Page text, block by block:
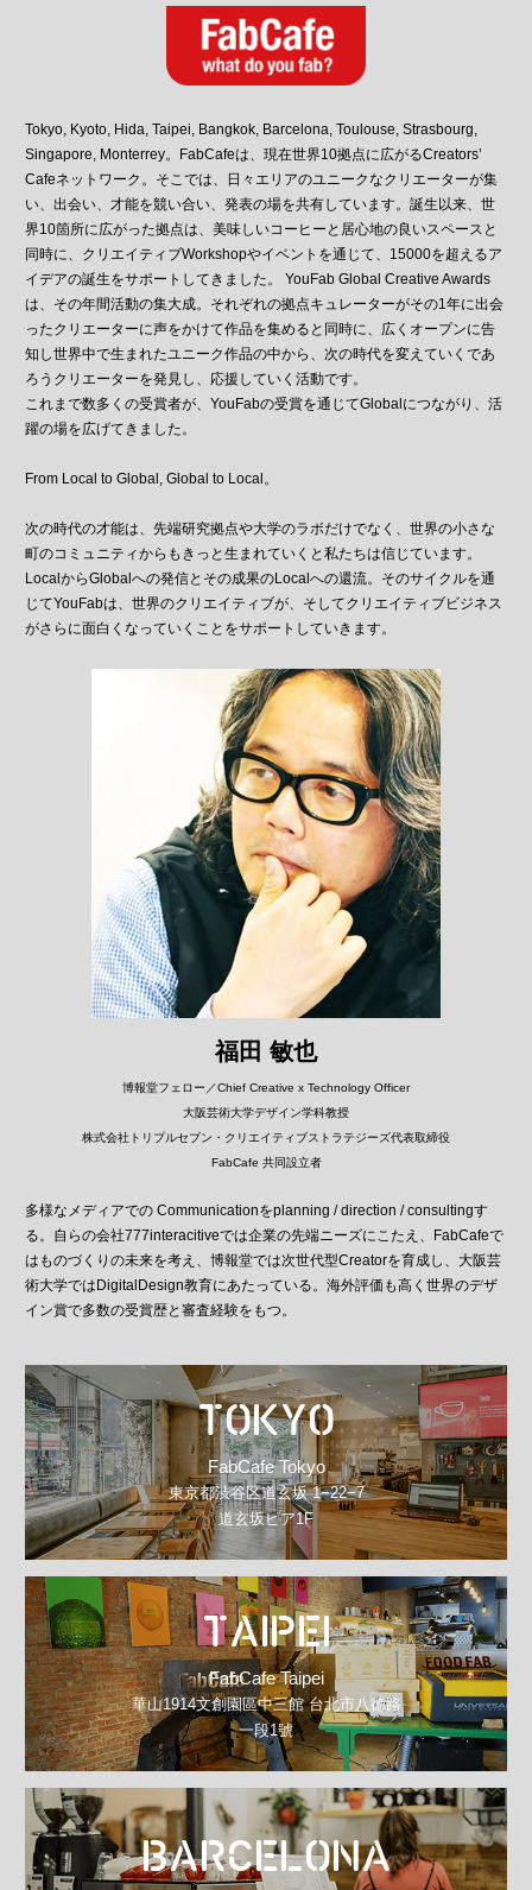
Tokyo, Kyoto, Hida, Taipei, Bangkok, Barcelona, Toulouse, Strasbourg,
Singapore, Monterrey。FabCafeは、現在世界10拠点に広がるCreators’
Cafeネットワーク。そこでは、日々エリアのユニークなクリエーターが集
い、出会い、才能を競い合い、発表の場を共有しています。誕生以来、世
界10箇所に広がった拠点は、美味しいコーヒーと居心地の良いスペースと
同時に、クリエイティブWorkshopやイベントを通じて、15000を超えるア
イデアの誕生をサポートしてきました。
YouFab Global Creative Awards
は、その年間活動の集大成。それぞれの拠点キュレーターがその1年に出会
ったクリエーターに声をかけて作品を集めると同時に、広くオープンに告
知し世界中で生まれたユニーク作品の中から、次の時代を変えていくであ
ろうクリエーターを発見し、応援していく活動です。
これまで数多くの受賞者が、YouFabの受賞を通じてGlobalにつながり、活
躍の場を広げてきました。
From Local to Global, Global to Local。
次の時代の才能は、先端研究拠点や大学のラボだけでなく、世界の小さな
町のコミュニティからもきっと生まれていくと私たちは信じています。
LocalからGlobalへの発信とその成果のLocalへの還流。そのサイクルを通
じてYouFabは、世界のクリエイティブが、そしてクリエイティブビジネス
がさらに面白くなっていくことをサポートしていきます。
福田 敏也
博報堂フェロー／Chief Creative x Technology Officer
大阪芸術大学デザイン学科教授
株式会社トリプルセブン・クリエイティブストラテジーズ代表取締役
FabCafe 共同設立者
多様なメディアでの Communicationをplanning / direction / consultingす
る。自らの会社777interacitiveでは企業の先端ニーズにこたえ、FabCafeで
はものづくりの未来を考え、博報堂では次世代型Creatorを育成し、大阪芸
術大学ではDigitalDesign教育にあたっている。海外評価も高く世界のデザ
イン賞で多数の受賞歴と審査経験をもつ。
TOKYO
FabCafe Tokyo
東京都渋谷区道玄坂 1−22−7
道玄坂ピア1F
TAIPEI
FabCafe Taipei
華山1914文創園區中三館 台北市八德路
一段1號
BARCELONA